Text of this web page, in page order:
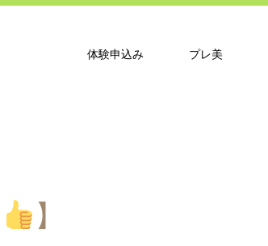
体験申込み プレ美
】